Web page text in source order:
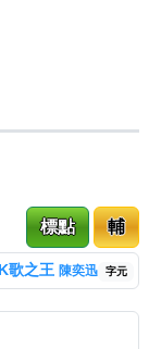
標點
輔
K歌之王 陳奕迅 字元